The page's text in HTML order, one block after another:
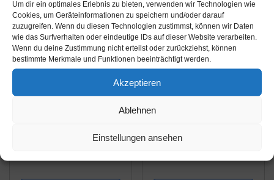
Um dir ein optimales Erlebnis zu bieten, verwenden wir Technologien wie
Cookies, um Geräteinformationen zu speichern und/oder darauf
zuzugreifen. Wenn du diesen Technologien zustimmst, können wir Daten
wie das Surfverhalten oder eindeutige IDs auf dieser Website verarbeiten.
Wenn du deine Zustimmung nicht erteilst oder zurückziehst, können
bestimmte Merkmale und Funktionen beeinträchtigt werden.
Akzeptieren
Ablehnen
Einstellungen ansehen
Amazon.de
FEIN 71400164000
Amazon.de
WORX WX175.9 Akku